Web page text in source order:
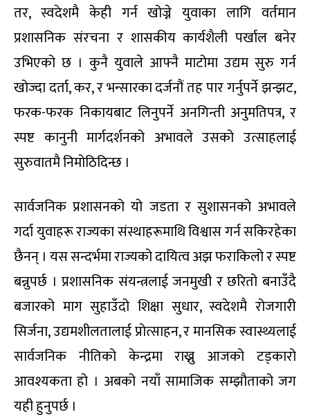
तर, स्वदेशमै केही गर्न खोज्ने युवाका लागि वर्तमान
प्रशासनिक संरचना र शासकीय कार्यशैली पर्खाल बनेर
उभिएको छ । कुनै युवाले आफ्नै माटोमा उद्यम सुरु गर्न
खोज्दा दर्ता, कर, र भन्सारका दर्जनौं तह पार गर्नुपर्ने झन्झट,
फरक-फरक निकायबाट लिनुपर्ने अनगिन्ती अनुमतिपत्र, र
स्पष्ट कानुनी मार्गदर्शनको अभावले उसको उत्साहलाई
सुरुवातमै निमोठिदिन्छ ।
सार्वजनिक प्रशासनको यो जडता र सुशासनको अभावले
गर्दा युवाहरू राज्यका संस्थाहरूमाथि विश्वास गर्न सकिरहेका
छैनन् । यस सन्दर्भमा राज्यको दायित्व अझ फराकिलो र स्पष्ट
बन्नुपर्छ । प्रशासनिक संयन्त्रलाई जनमुखी र छरितो बनाउँदै
बजारको माग सुहाउँदो शिक्षा सुधार, स्वदेशमै रोजगारी
सिर्जना, उद्यमशीलतालाई प्रोत्साहन, र मानसिक स्वास्थ्यलाई
सार्वजनिक नीतिको केन्द्रमा राख्नु आजको टड्कारो
आवश्यकता हो । अबको नयाँ सामाजिक सम्झौताको जग
यही हुनुपर्छ ।